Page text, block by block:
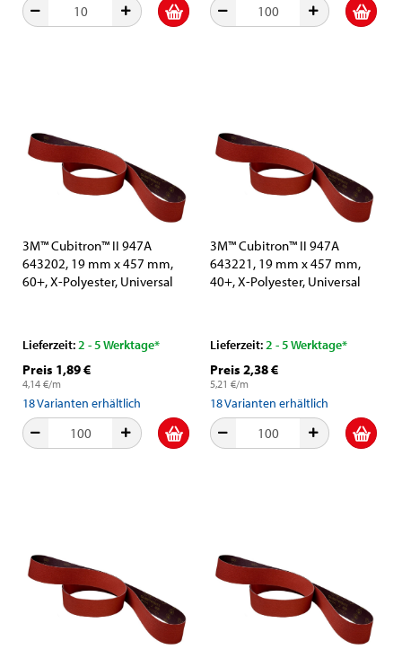
3M™ Cubitron™ II 947A
643202, 19 mm x 457 mm,
60+, X-Polyester, Universal
Lieferzeit:2 - 5 Werktage*
Preis 1,89 €
4,14 €/m
18Varianten erhältlich
3M™ Cubitron™ II 947A
643221, 19 mm x 457 mm,
40+, X-Polyester, Universal
Lieferzeit:2 - 5 Werktage*
Preis 2,38 €
5,21 €/m
18Varianten erhältlich